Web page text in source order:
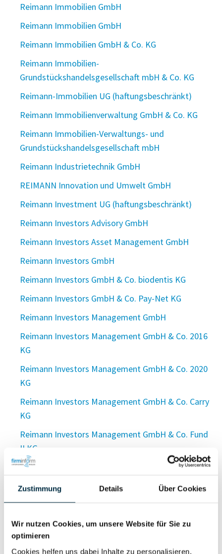
Zustimmung Details Über Cookies
Wir nutzen Cookies, um unsere Website für Sie zu
optimieren
Cookies helfen uns dabei Inhalte zu personalisieren,
Reimann Immobilien GmbH
Reimann Immobilien GmbH
Reimann Immobilien GmbH & Co. KG
Reimann Immobilien-
Grundstückshandelsgesellschaft mbH & Co. KG
Reimann-Immobilien UG (haftungsbeschränkt)
Reimann Immobilienverwaltung GmbH & Co. KG
Reimann Immobilien-Verwaltungs- und
Grundstückshandelsgesellschaft mbH
Reimann Industrietechnik GmbH
REIMANN Innovation und Umwelt GmbH
Reimann Investment UG (haftungsbeschränkt)
Reimann Investors Advisory GmbH
Reimann Investors Asset Management GmbH
Reimann Investors GmbH
Reimann Investors GmbH & Co. biodentis KG
Reimann Investors GmbH & Co. Pay-Net KG
Reimann Investors Management GmbH
Reimann Investors Management GmbH & Co. 2016
KG
Reimann Investors Management GmbH & Co. 2020
KG
Reimann Investors Management GmbH & Co. Carry
KG
Reimann Investors Management GmbH & Co. Fund
II KG
Reimann Investors Management GmbH & Co. SPV I
Reimann Investors Venture Management GmbH
Reimann Investors Vermögensbetreuung GmbH
REIMANN Invest UG (haftungsbeschränkt)